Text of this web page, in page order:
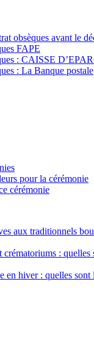
obsèques avant le
FAPE
: CAISSE
: La Banque postale
pour la cérémonie
cérémonie
aux traditionnels
crématoriums : quelles
en hiver : quelles sont